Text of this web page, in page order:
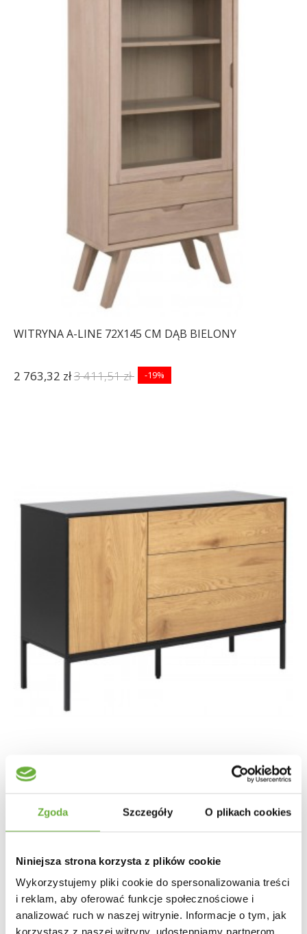
Zgoda Szczegóły O plikach cookies
Niniejsza strona korzysta z plików cookie
Wykorzystujemy pliki cookie do spersonalizowania treści
i reklam, aby oferować funkcje społecznościowe i
analizować ruch w naszej witrynie. Informacje o tym, jak
korzystasz z naszej witryny, udostępniamy partnerom
WITRYNA A-LINE 72X145 CM DĄB BIELONY
2 763,32 zł3 411,51 zł -19%
1 271,36 zł1 569,59 zł